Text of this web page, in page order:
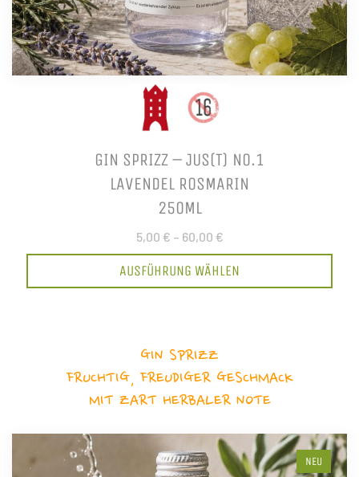
GIN SPRIZZ – JUS(T) NO.1
LAVENDEL ROSMARIN
250ML
5,00 € – 60,00 €
AUSFÜHRUNG WÄHLEN
GIN SPRIZZ
FRUCHTIG, FREUDIGER GESCHMACK
MIT ZART HERBALER NOTE
NEU